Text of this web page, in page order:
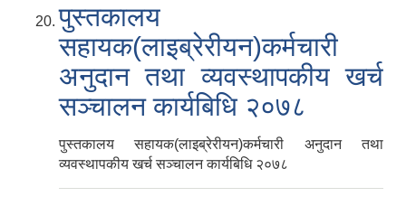
पुस्तकालय
सहायक(लाइब्रेरीयन)कर्मचारी
अनुदान तथा व्यवस्थापकीय खर्च
सञ्चालन कार्यबिधि २०७८
पुस्तकालय सहायक(लाइब्रेरीयन)कर्मचारी अनुदान तथा
व्यवस्थापकीय खर्च सञ्चालन कार्यबिधि २०७८